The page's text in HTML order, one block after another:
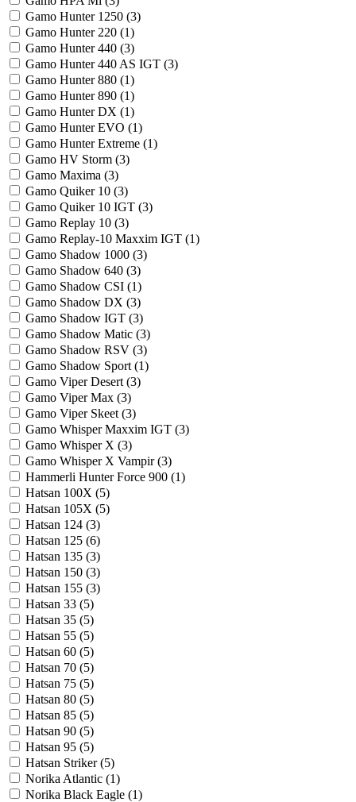
Gamo Hunter 1250 (3)
Gamo Hunter 220 (1)
Gamo Hunter 440 (3)
Gamo Hunter 440 AS IGT (3)
Gamo Hunter 880 (1)
Gamo Hunter 890 (1)
Gamo Hunter DX (1)
Gamo Hunter EVO (1)
Gamo Hunter Extreme (1)
Gamo HV Storm (3)
Gamo Maxima (3)
Gamo Quiker 10 (3)
Gamo Quiker 10 IGT (3)
Gamo Replay 10 (3)
Gamo Replay-10 Maxxim IGT (1)
Gamo Shadow 1000 (3)
Gamo Shadow 640 (3)
Gamo Shadow CSI (1)
Gamo Shadow DX (3)
Gamo Shadow IGT (3)
Gamo Shadow Matic (3)
Gamo Shadow RSV (3)
Gamo Shadow Sport (1)
Gamo Viper Desert (3)
Gamo Viper Max (3)
Gamo Viper Skeet (3)
Gamo Whisper Maxxim IGT (3)
Gamo Whisper X (3)
Gamo Whisper X Vampir (3)
Hammerli Hunter Force 900 (1)
Hatsan 100X (5)
Hatsan 105X (5)
Hatsan 124 (3)
Hatsan 125 (6)
Hatsan 135 (3)
Hatsan 150 (3)
Hatsan 155 (3)
Hatsan 33 (5)
Hatsan 35 (5)
Hatsan 55 (5)
Hatsan 60 (5)
Hatsan 70 (5)
Hatsan 75 (5)
Hatsan 80 (5)
Hatsan 85 (5)
Hatsan 90 (5)
Hatsan 95 (5)
Hatsan Striker (5)
Norika Atlantic (1)
Norika Black Eagle (1)